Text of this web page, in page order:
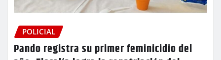
POLICIAL
Pando registra su primer feminicidio del